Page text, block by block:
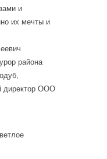
и
их мечты и
района
директор ООО